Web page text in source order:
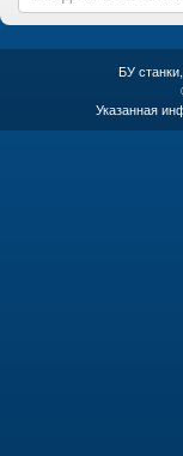
БУ
Указанная